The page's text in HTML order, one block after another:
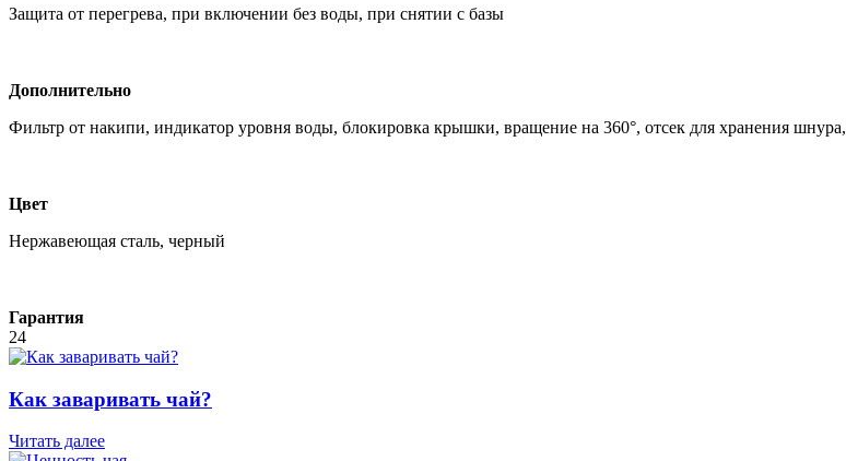
Защита от перегрева, при включении без воды, при снятии с базы
Дополнительно
Фильтр от накипи, индикатор уровня воды, блокировка крышки, вращение на 360°, отсек для хранения шнура,
Цвет
Нержавеющая сталь, черный
Гарантия
24
Как заваривать чай?
Читать далее